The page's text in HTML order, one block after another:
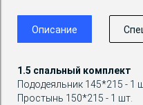
Описание
1.5 спальный комплект
Пододеяльник 145*215 - 1
Простынь 150*215 - 1 шт.